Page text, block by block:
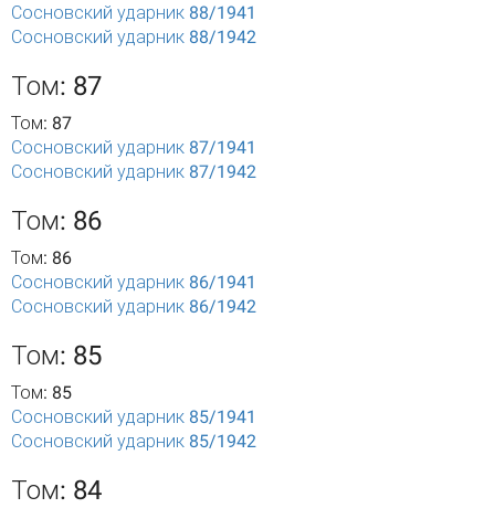
Сосновский ударник 88/1941
Сосновский ударник 88/1942
Том: 87
Том: 87
Сосновский ударник 87/1941
Сосновский ударник 87/1942
Том: 86
Том: 86
Сосновский ударник 86/1941
Сосновский ударник 86/1942
Том: 85
Том: 85
Сосновский ударник 85/1941
Сосновский ударник 85/1942
Том: 84